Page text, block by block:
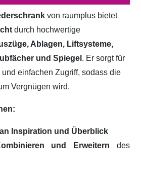
von raumplus bietet
durch hochwertige
Ablagen, Liftsysteme,
und Spiegel . Er sorgt für
und einfachen Zugriff, sodass die
Vergnügen wird.
Inspiration und Überblick
und Erweitern des